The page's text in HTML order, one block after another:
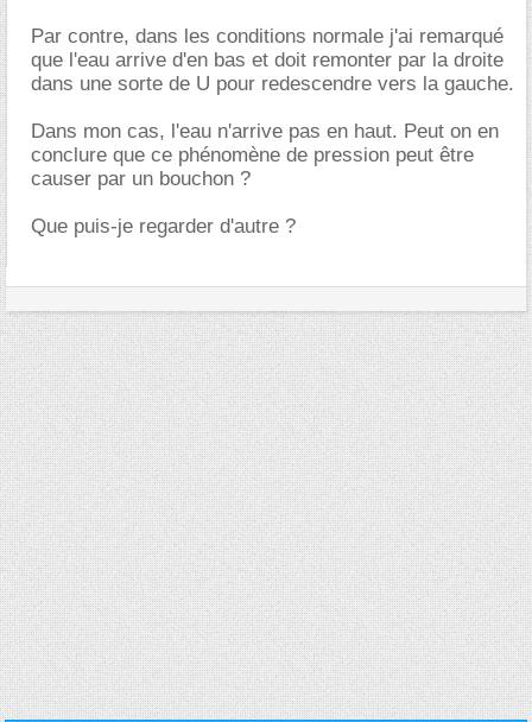
Par contre, dans les conditions normale j'ai remarqué
que l'eau arrive d'en bas et doit remonter par la droite
dans une sorte de U pour redescendre vers la gauche.
Dans mon cas, l'eau n'arrive pas en haut. Peut on en
conclure que ce phénomène de pression peut être
causer par un bouchon ?
Que puis-je regarder d'autre ?